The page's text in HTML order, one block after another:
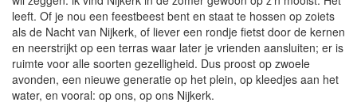
leeft. Of je nou een feestbeest bent en staat te hossen op zoiets
als de Nacht van Nijkerk, of liever een rondje fietst door de kernen
en neerstrijkt op een terras waar later je vrienden aansluiten; er is
ruimte voor alle soorten gezelligheid. Dus proost op zwoele
avonden, een nieuwe generatie op het plein, op kleedjes aan het
water, en vooral: op ons, op ons Nijkerk.